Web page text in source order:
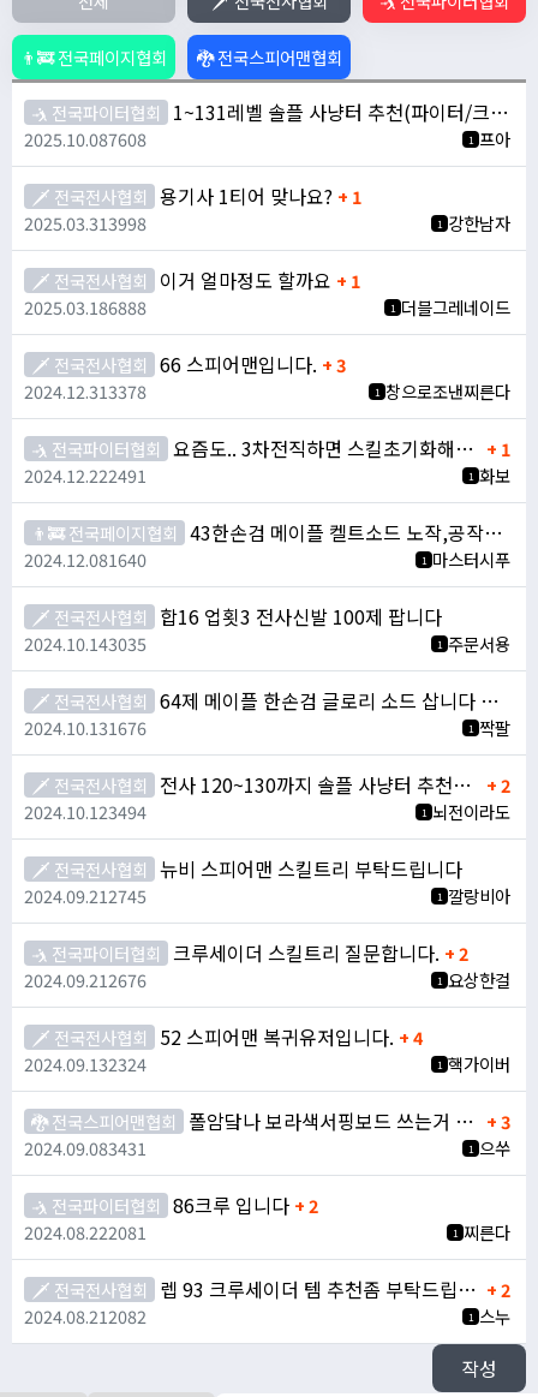
👨‍🚒 전국페이지협회 🐉 전국스피어맨협회
🤺 전국파이터협회 1~131레벨 솔플 사냥터 추천(파이터/크루세이더/히어로)
1 프아
2025.10.087608
🗡️ 전국전사협회 용기사 1티어 맞나요? + 1
1 강한남자
2025.03.313998
🗡️ 전국전사협회 이거 얼마정도 할까요 + 1
1 더블그레네이드
2025.03.186888
🗡️ 전국전사협회 66 스피어맨입니다. + 3
1 창으로조낸찌른다
2024.12.313378
🤺 전국파이터협회 요즘도.. 3차전직하면 스킬초기화해주나요 ?? + 1
1 화보
2024.12.222491
👨‍🚒 전국페이지협회 43한손검 메이플 켈트소드 노작,공작된거 사봅니다.. 한손검 페이지 뉴비에게 희망을!
1 마스터시푸
2024.12.081640
🗡️ 전국전사협회 합16 업횟3 전사신발 100제 팝니다
1 주문서용
2024.10.143035
🗡️ 전국전사협회 64제 메이플 한손검 글로리 소드 삽니다 박혀있는거 팔아줍셔
1 짝팔
2024.10.131676
🗡️ 전국전사협회 전사 120~130까지 솔플 사냥터 추천좀 부탁드립니다. + 2
1 뇌전이라도
2024.10.123494
🗡️ 전국전사협회 뉴비 스피어맨 스킬트리 부탁드립니다
1 깔랑비아
2024.09.212745
🤺 전국파이터협회 크루세이더 스킬트리 질문합니다. + 2
1 요상한걸
2024.09.212676
🗡️ 전국전사협회 52 스피어맨 복귀유저입니다. + 4
1 핵가이버
2024.09.132324
🐉 전국스피어맨협회 폴암닼나 보라색서핑보드 쓰는거 좋은가요?? + 3
1 으쑤
2024.09.083431
🤺 전국파이터협회 86크루 입니다 + 2
1 찌른다
2024.08.222081
🗡️ 전국전사협회 렙 93 크루세이더 템 추천좀 부탁드립니다 + 2
1 스누
2024.08.212082
작성